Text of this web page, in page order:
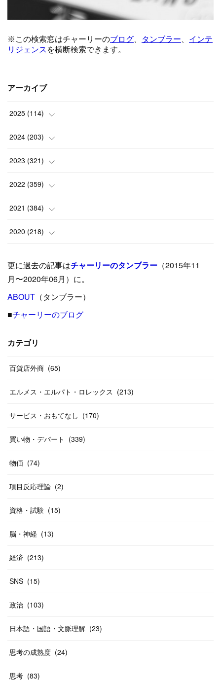
アーカイブ
2025 (114)
(1)
(8)
(6)
(9 )
( 5 )
( 15
(24)
(8 )
(17
(12)
2024 (203)
(24)
(10)
(18)
(17)
)
(12)
19)
(13
(14)
2023 (321)
(25)
(17)
(35)
(33 )
(26)
27)
(29
(24)
(26
2022 (359)
(42)
(37)
(31)
(31)
31
(26
(20)
(14
(46
2021 (384)
(9)
(39)
( 23)
40
(55
(38)
(20
(31
58)
10
2020 (218)
(24)
( 42)
(33
(46)
(20
更に過去の記事はチャーリーのタンブラー （2015年11
月〜2020年06月）に。
ABOUT （タンブラー）
■チャーリーのブログ
カテゴリ
百貨店外商 (65)
エルメス・エルパト・ロレックス (213)
サービス・おもてなし (170)
買い物・デパート (339)
物価 (74)
項目反応理論 (2)
資格・試験 (15)
脳・神経 (13)
経済 (213)
SNS (15)
政治 (103)
日本語・国語・文脈理解 (23)
思考の成熟度 (24)
思考 (83)